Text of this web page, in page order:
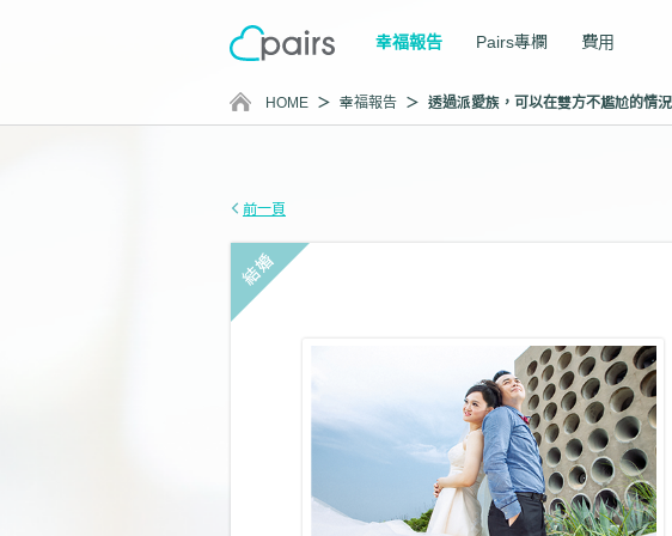
幸福報告 Pairs專欄 費用
HOME 幸福報告
前一頁